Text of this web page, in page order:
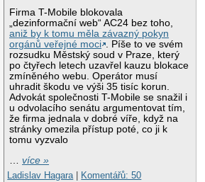
Firma T-Mobile blokovala
„dezinformační web“ AC24 bez toho,
aniž by k tomu měla závazný pokyn
orgánů veřejné moci
. Píše to ve svém
rozsudku Městský soud v Praze, který
po čtyřech letech uzavřel kauzu blokace
zmíněného webu. Operátor musí
uhradit škodu ve výši 35 tisíc korun.
Advokát společnosti T-Mobile se snažil i
u odvolacího senátu argumentovat tím,
že firma jednala v dobré víře, když na
stránky omezila přístup poté, co ji k
tomu vyzvalo
…více »
Ladislav Hagara| Komentářů: 50